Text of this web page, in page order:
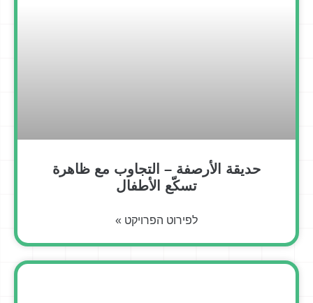
حديقة الأرصفة – التجاوب مع ظاهرة
تسكّع الأطفال
לפירוט הפרויקט »